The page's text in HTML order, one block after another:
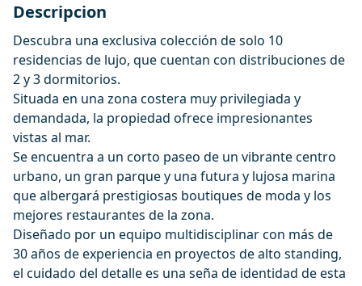
Descripcion
Descubra una exclusiva colección de solo 10
residencias de lujo, que cuentan con distribuciones de
2 y 3 dormitorios.
Situada en una zona costera muy privilegiada y
demandada, la propiedad ofrece impresionantes
vistas al mar.
Se encuentra a un corto paseo de un vibrante centro
urbano, un gran parque y una futura y lujosa marina
que albergará prestigiosas boutiques de moda y los
mejores restaurantes de la zona.
Diseñado por un equipo multidisciplinar con más de
30 años de experiencia en proyectos de alto standing,
el cuidado del detalle es una seña de identidad de esta